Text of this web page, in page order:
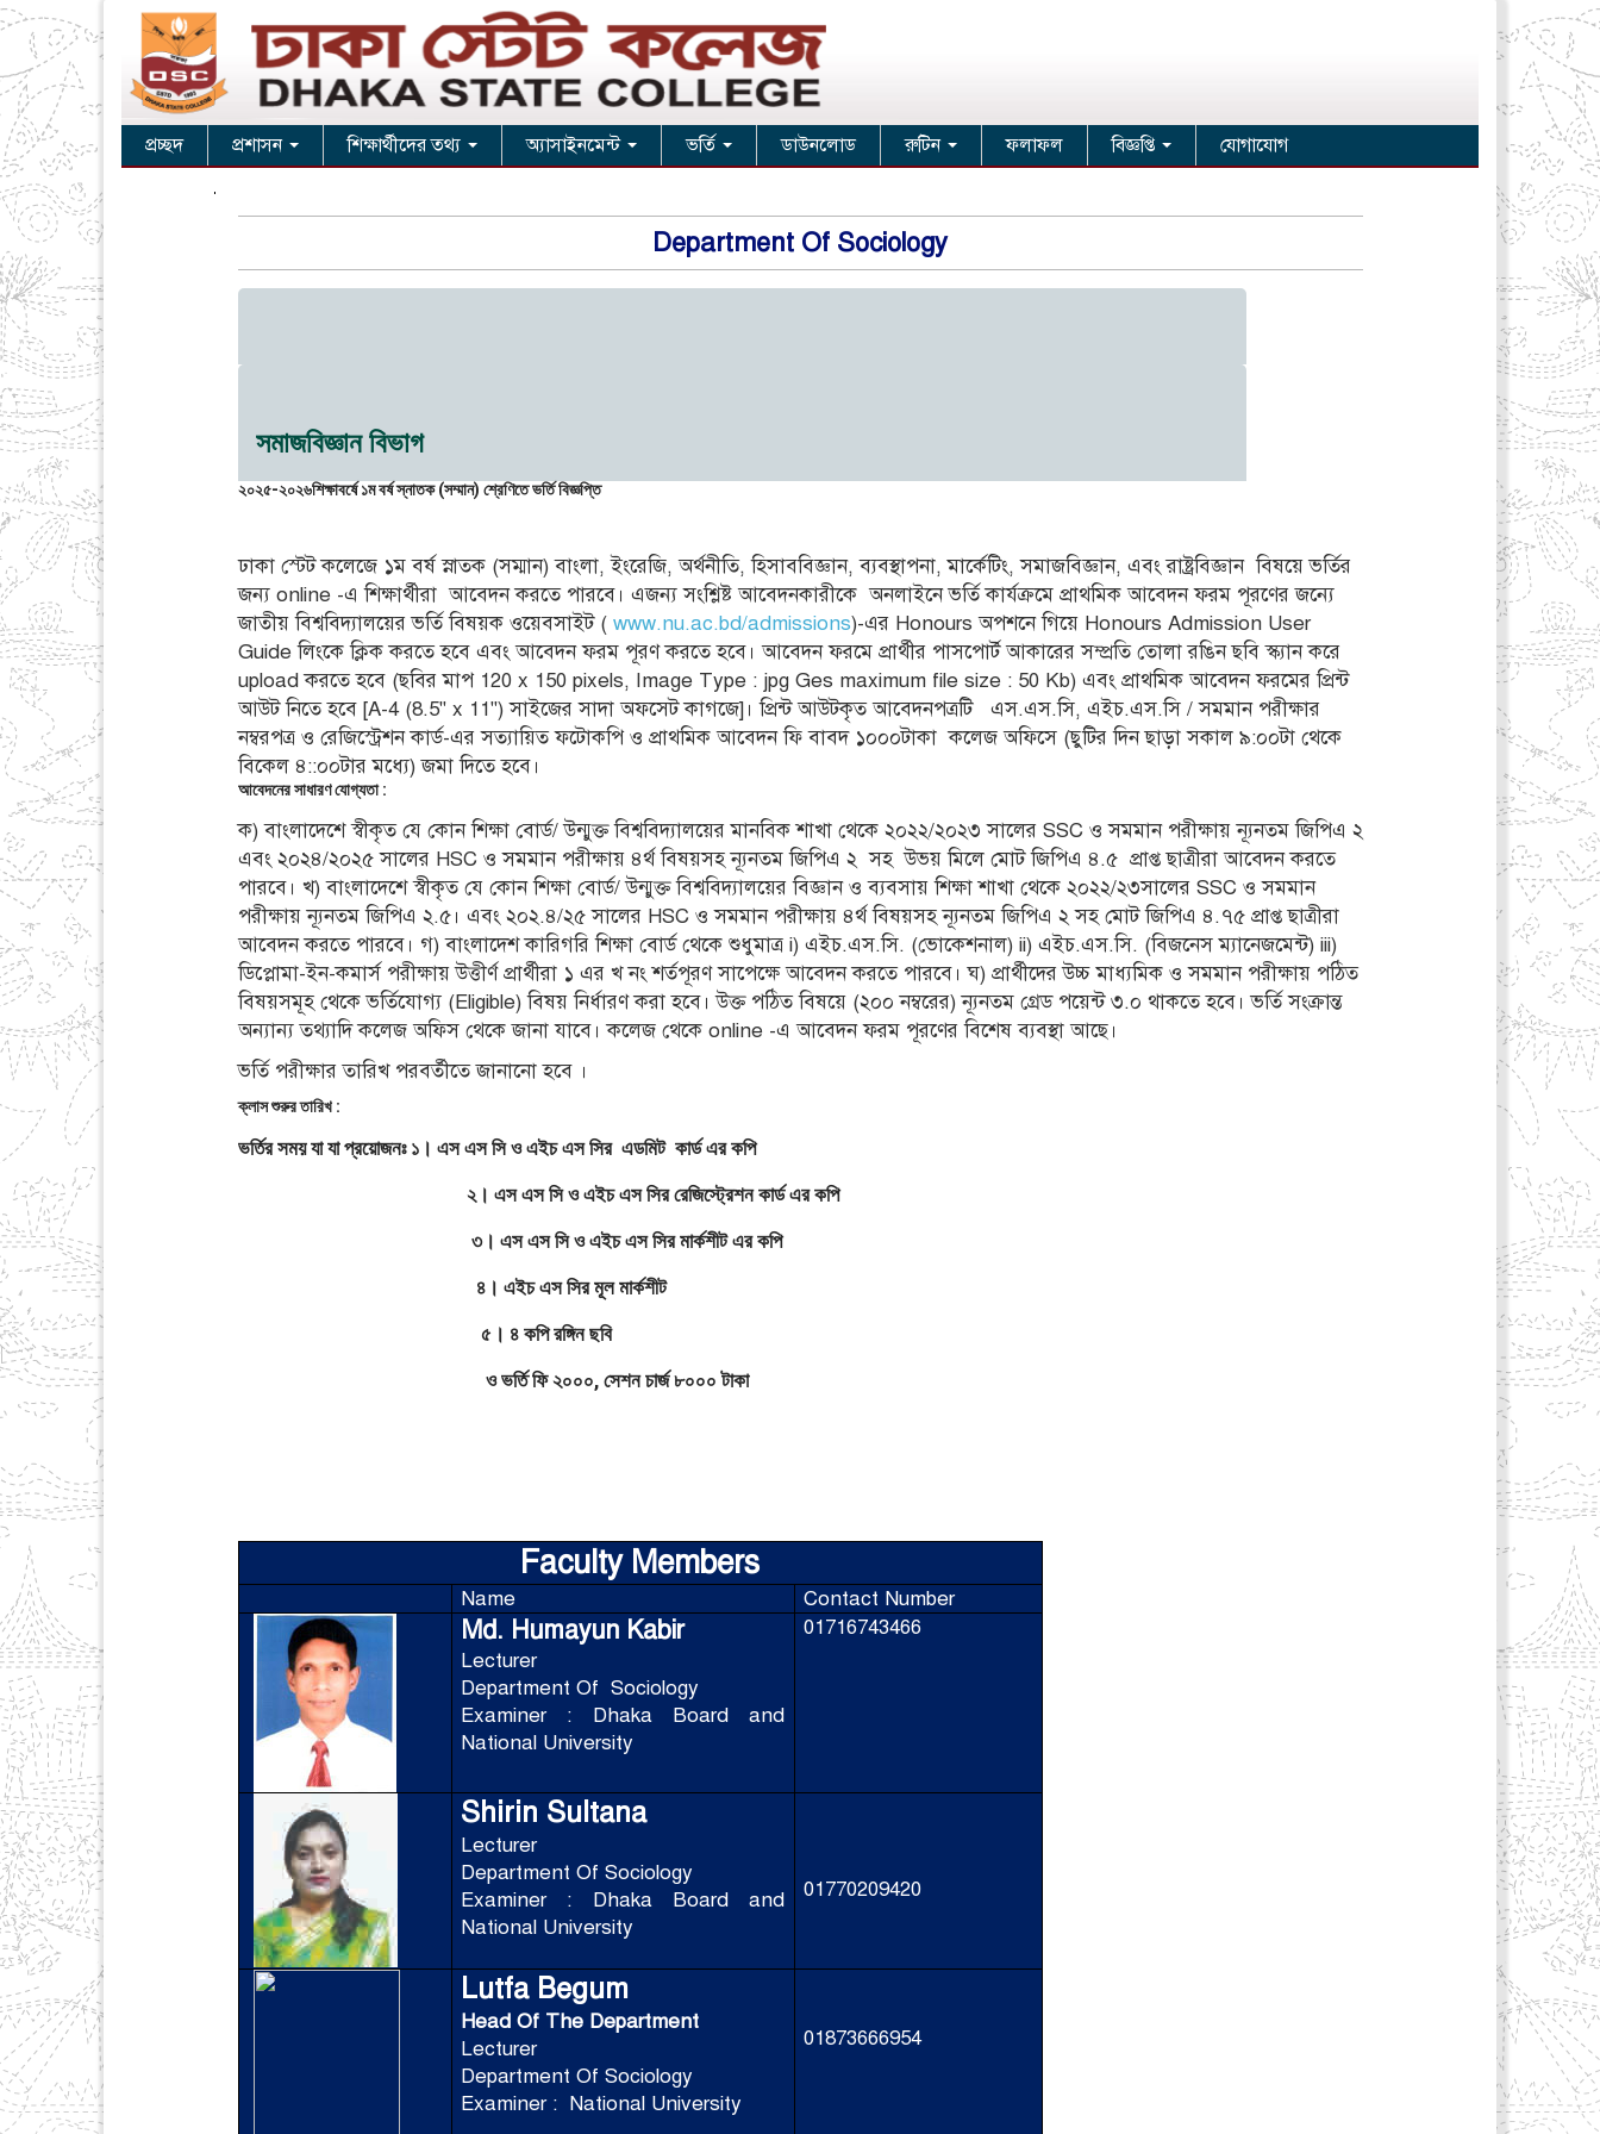
প্রচ্ছদ প্রশাসন শিক্ষার্থীদের তথ্য অ্যাসাইনমেন্ট ভর্তি ডাউনলোড রুটিন ফলাফল বিজ্ঞপ্তি যোগাযোগ
Department Of Sociology
সমাজবিজ্ঞান বিভাগ
২০২৫-২০২৬শিক্ষাবর্ষে ১ম বর্ষ স্নাতক (সম্মান) শ্রেণিতে ভর্তি বিজ্ঞপ্তি
ঢাকা স্টেট কলেজে ১ম বর্ষ স্নাতক (সম্মান) বাংলা, ইংরেজি, অর্থনীতি, হিসাববিজ্ঞান, ব্যবস্থাপনা, মার্কেটিং, সমাজবিজ্ঞান, এবং রাষ্ট্রবিজ্ঞান বিষয়ে ভর্তির
জন্য online -এ শিক্ষার্থীরা আবেদন করতে পারবে। এজন্য সংশ্লিষ্ট আবেদনকারীকে অনলাইনে ভর্তি কার্যক্রমে প্রাথমিক আবেদন ফরম পূরণের জন্যে
জাতীয় বিশ্ববিদ্যালয়ের ভর্তি বিষয়ক ওয়েবসাইট (www.nu.ac.bd/admissions)-এর Honours অপশনে গিয়ে Honours Admission User
Guide লিংকে ক্লিক করতে হবে এবং আবেদন ফরম পূরণ করতে হবে। আবেদন ফরমে প্রার্থীর পাসপোর্ট আকারের সম্প্রতি তোলা রঙিন ছবি স্ক্যান করে
upload করতে হবে (ছবির মাপ 120 x 150 pixels, Image Type : jpg Ges maximum file size : 50 Kb) এবং প্রাথমিক আবেদন ফরমের প্রিন্ট
আউট নিতে হবে [A-4 (8.5" x 11") সাইজের সাদা অফসেট কাগজে]। প্রিন্ট আউটকৃত আবেদনপত্রটি এস.এস.সি, এইচ.এস.সি / সমমান পরীক্ষার
নম্বরপত্র ও রেজিস্ট্রেশন কার্ড-এর সত্যায়িত ফটোকপি ও প্রাথমিক আবেদন ফি বাবদ ১০০০টাকা কলেজ অফিসে (ছুটির দিন ছাড়া সকাল ৯:০০টা থেকে
বিকেল ৪::০০টার মধ্যে) জমা দিতে হবে।
আবেদনের সাধারণ যোগ্যতা :
ক) বাংলাদেশে স্বীকৃত যে কোন শিক্ষা বোর্ড/ উন্মুক্ত বিশ্ববিদ্যালয়ের মানবিক শাখা থেকে ২০২২/২০২৩ সালের SSC ও সমমান পরীক্ষায় ন্যূনতম জিপিএ ২
এবং ২০২৪/২০২৫সালের HSC ও সমমান পরীক্ষায় ৪র্থ বিষয়সহ ন্যূনতম জিপিএ ২ সহ উভয় মিলে মোট জিপিএ ৪.৫ প্রাপ্ত ছাত্রীরা আবেদন করতে
পারবে। খ) বাংলাদেশে স্বীকৃত যে কোন শিক্ষা বোর্ড/ উন্মুক্ত বিশ্ববিদ্যালয়ের বিজ্ঞান ও ব্যবসায় শিক্ষা শাখা থেকে ২০২২/২৩সালের SSC ও সমমান
পরীক্ষায় ন্যূনতম জিপিএ ২.৫। এবং ২০২.৪/২৫ সালের HSC ও সমমান পরীক্ষায় ৪র্থ বিষয়সহ ন্যূনতম জিপিএ ২ সহ মোট জিপিএ ৪.৭৫ প্রাপ্ত ছাত্রীরা
আবেদন করতে পারবে। গ) বাংলাদেশ কারিগরি শিক্ষা বোর্ড থেকে শুধুমাত্র i) এইচ.এস.সি. (ভোকেশনাল) ii) এইচ.এস.সি. (বিজনেস ম্যানেজমেন্ট) iii)
ডিপ্লোমা-ইন-কমার্স পরীক্ষায় উত্তীর্ণ প্রার্থীরা ১ এর খ নং শর্তপূরণ সাপেক্ষে আবেদন করতে পারবে। ঘ) প্রার্থীদের উচ্চ মাধ্যমিক ও সমমান পরীক্ষায় পঠিত
বিষয়সমূহ থেকে ভর্তিযোগ্য (Eligible) বিষয় নির্ধারণ করা হবে। উক্ত পঠিত বিষয়ে (২০০ নম্বরের) ন্যূনতম গ্রেড পয়েন্ট ৩.০ থাকতে হবে। ভর্তি সংক্রান্ত
অন্যান্য তথ্যাদি কলেজ অফিস থেকে জানা যাবে। কলেজ থেকে online -এ আবেদন ফরম পূরণের বিশেষ ব্যবস্থা আছে।
ভর্তি পরীক্ষার তারিখ পরবর্তীতে জানানো হবে ।
ক্লাস শুরুর তারিখ :
ভর্তির সময় যা যা প্রয়োজনঃ ১। এস এস সি ও এইচ এস সির এডমিট কার্ড এর কপি
২। এস এস সি ও এইচ এস সির রেজিস্ট্রেশন কার্ড এর কপি
৩। এস এস সি ও এইচ এস সির মার্কশীট এর কপি
৪। এইচ এস সির মূল মার্কশীট
৫। ৪ কপি রঙ্গিন ছবি
ও ভর্তি ফি ২০০০, সেশন চার্জ ৮০০০ টাকা
Faculty Members
Name Contact Number
Md. Humayun Kabir
Lecturer
Department Of Sociology
Examiner : Dhaka Board and
National University
01716743466
Shirin Sultana
Lecturer
Department Of Sociology
Examiner : Dhaka Board and
National University
01770209420
Lutfa Begum
Head Of The Department
Lecturer
Department Of Sociology
Examiner : National University
01873666954